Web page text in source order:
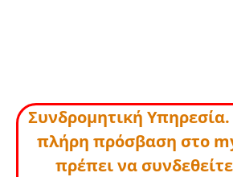
Συνδρομητική Υπηρεσία.
πλήρη πρόσβαση στο
πρέπει να